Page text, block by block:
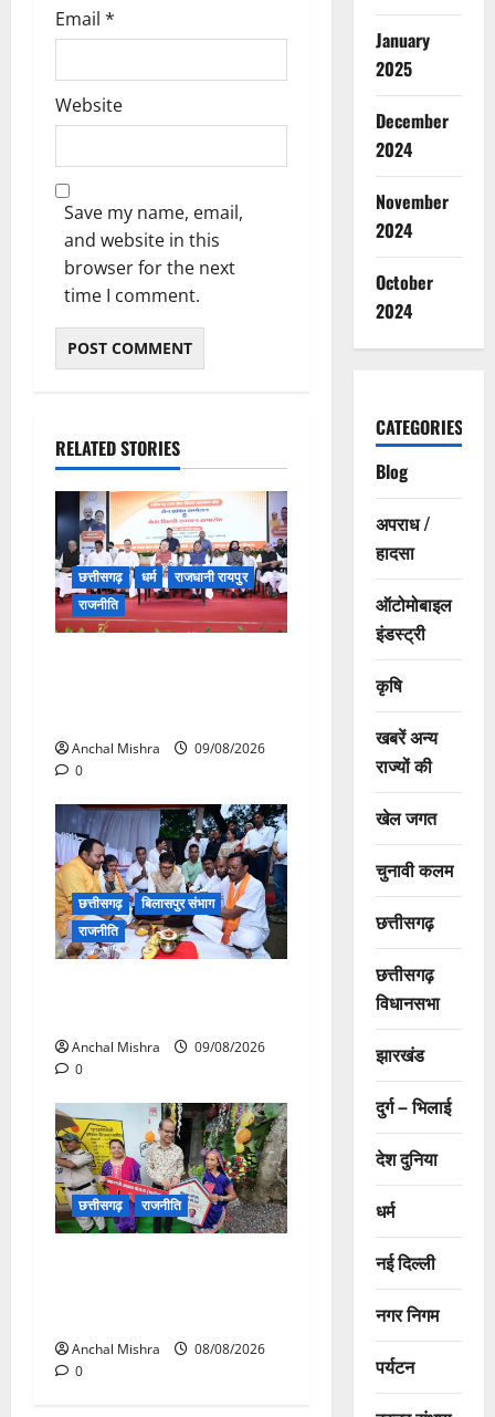
Email *
Website
Save my name, email,
and website in this
browser for the next
time I comment.
RELATED STORIES
छत्तीसगढ़ धर्म
राजधानी रायपुर
राजनीति
Anchal Mishra
09/08/2026
0
छत्तीसगढ़
बिलासपुर संभाग
राजनीति
Anchal Mishra
09/08/2026
0
छत्तीसगढ़ राजनीति
Anchal Mishra
08/08/2026
0
January
2025
December
2024
November
2024
October
2024
CATEGORIES
Blog
अपराध /
हादसा
ऑटोमोबाइल
इंडस्ट्री
कृषि
खबरें अन्य
राज्यों की
खेल जगत
चुनावी कलम
छत्तीसगढ़
छत्तीसगढ़
विधानसभा
झारखंड
दुर्ग – भिलाई
देश दुनिया
धर्म
नई दिल्ली
नगर निगम
पर्यटन